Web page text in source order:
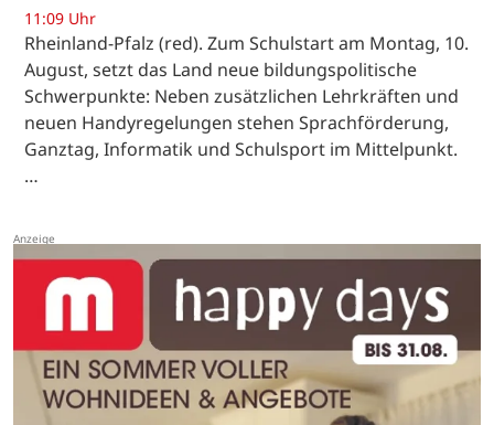
11:09 Uhr
Rheinland-Pfalz (red). Zum Schulstart am Montag, 10.
August, setzt das Land neue bildungspolitische
Schwerpunkte: Neben zusätzlichen Lehrkräften und
neuen Handyregelungen stehen Sprachförderung,
Ganztag, Informatik und Schulsport im Mittelpunkt.
…